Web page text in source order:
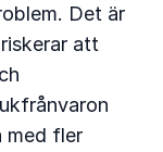
Det är
att
med fler